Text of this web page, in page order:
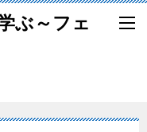
ぶ～フェ